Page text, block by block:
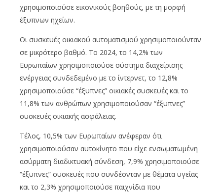
χρησιμοποιούσε εικονικούς βοηθούς, με τη μορφή
έξυπνων ηχείων.
Οι συσκευές οικιακού αυτοματισμού χρησιμοποιούνταν
σε μικρότερο βαθμό. Το 2024, το 14,2% των
Ευρωπαίων χρησιμοποιούσε σύστημα διαχείρισης
ενέργειας συνδεδεμένο με το ίντερνετ, το 12,8%
χρησιμοποιούσε “έξυπνες” οικιακές συσκευές και το
11,8% των ανθρώπων χρησιμοποιούσαν “έξυπνες”
συσκευές οικιακής ασφάλειας.
Τέλος, 10,5% των Ευρωπαίων ανέφεραν ότι
χρησιμοποιούσαν αυτοκίνητο που είχε ενσωματωμένη
ασύρματη διαδικτυακή σύνδεση, 7,9% χρησιμοποιούσε
“έξυπνες” συσκευές που συνδέονταν με θέματα υγείας
και το 2,3% χρησιμοποιούσε παιχνίδια που